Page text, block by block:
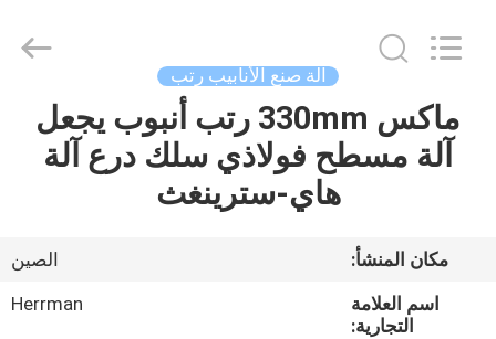
مسكن
معلومات
Herrman
Machinery
Reserved.
Developed
آلة صنع الأنابيب رتب
ماكس 330mm رتب أنبوب يجعل
آلة مسطح فولاذي سلك درع آلة
هاي-سترينغث
مكان المنشأ:
الصين
اسم العلامة
التجارية:
Herrman